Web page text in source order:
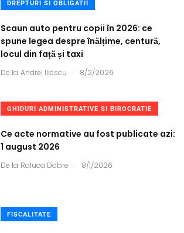
DREPTURI SI OBLIGATII
Scaun auto pentru copii în 2026: ce
spune legea despre înălțime, centură,
locul din față și taxi
De la Andrei Iliescu . 8/2/2026
GHIDURI ADMINISTRATIVE SI BIROCRATIE
Ce acte normative au fost publicate azi:
1 august 2026
De la Raluca Dobre . 8/1/2026
FISCALITATE